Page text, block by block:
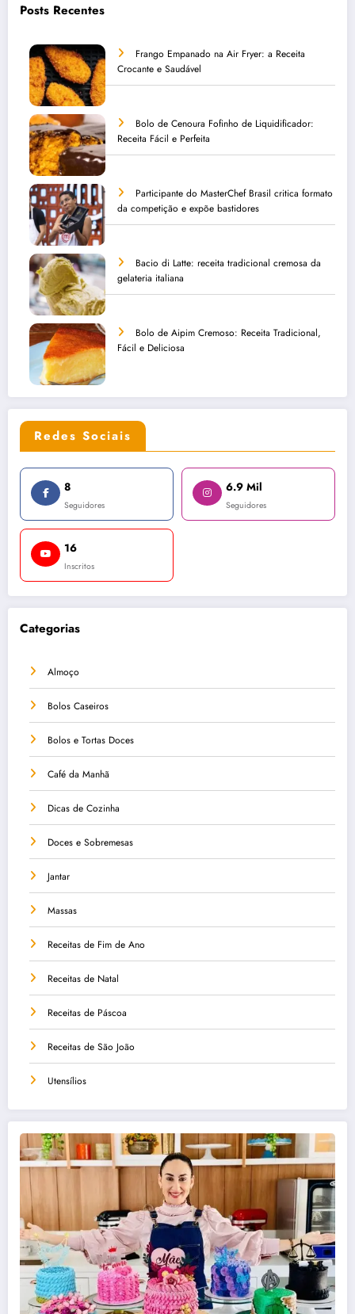
Posts Recentes
Frango Empanado na Air Fryer: a Receita
Crocante e Saudável
Bolo de Cenoura Fofinho de Liquidificador:
Receita Fácil e Perfeita
Participante do MasterChef Brasil critica formato
da competição e expõe bastidores
Bacio di Latte: receita tradicional cremosa da
gelateria italiana
Bolo de Aipim Cremoso: Receita Tradicional,
Fácil e Deliciosa
Redes Sociais
8
Seguidores
6.9 Mil
Seguidores
16
Inscritos
Categorias
Almoço
Bolos Caseiros
Bolos e Tortas Doces
Café da Manhã
Dicas de Cozinha
Doces e Sobremesas
Jantar
Massas
Receitas de Fim de Ano
Receitas de Natal
Receitas de Páscoa
Receitas de São João
Utensílios